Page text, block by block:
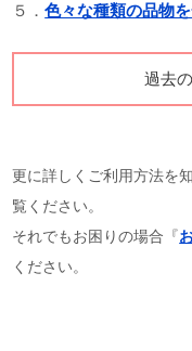
５．色々な種類の品物
過去
更に詳しくご利用方法を
覧ください。
それでもお困りの場合『
ください。